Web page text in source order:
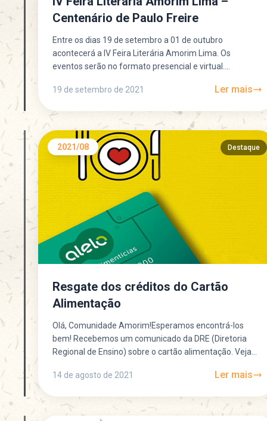
Centenário de Paulo Freire
Entre os dias 19 de setembro a 01 de outubro
acontecerá a IV Feira Literária Amorim Lima. Os
eventos serão no formato presencial e virtual....
19 de setembro de 2021 Ler mais
2021/08 Destaque
Resgate dos créditos do Cartão
Alimentação
Olá, Comunidade Amorim!Esperamos encontrá-los
bem! Recebemos um comunicado da DRE (Diretoria
Regional de Ensino) sobre o cartão alimentação. Veja
14 de agosto de 2021
Ler mais